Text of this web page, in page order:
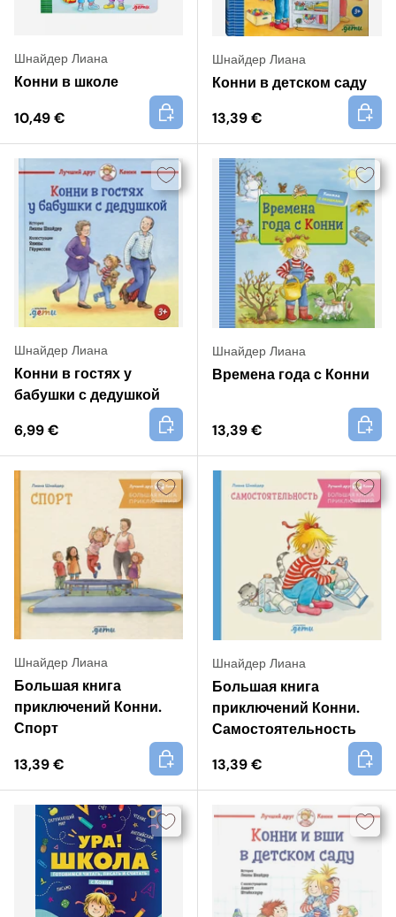
Шнайдер Лиана
Конни в школе
10,49 €
+
Шнайдер Лиана
Конни в детском саду
13,39 €
+
Шнайдер Лиана
Конни в гостях у
бабушки с дедушкой
6,99 €
+
Шнайдер Лиана
Времена года с Конни
13,39 €
+
Шнайдер Лиана
Большая книга
приключений Конни.
Спорт
13,39 €
+
Шнайдер Лиана
Большая книга
приключений Конни.
Самостоятельность
13,39 €
+